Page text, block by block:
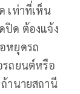
เท่าที่เห็น
ปิด ต้องแจ้ง
หยุดรถ
รถยนต์หรือ
านายสถานี